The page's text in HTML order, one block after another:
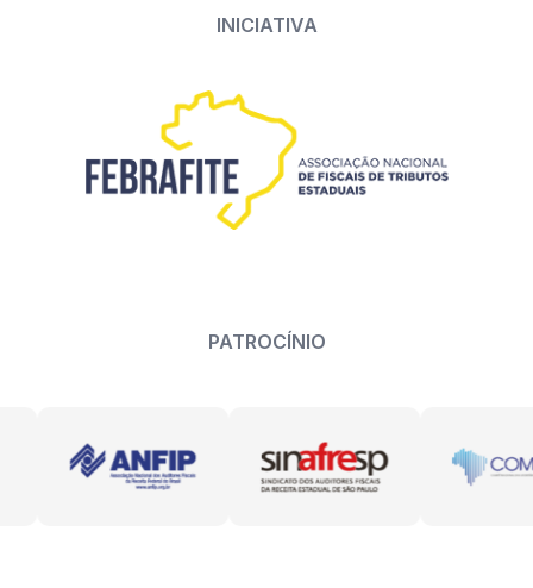
INICIATIVA
PATROCÍNIO